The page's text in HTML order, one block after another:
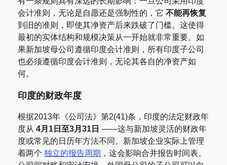
会计准则，无论是自愿还是强制性的，它 不能再恢复
到旧的准则，即使其净资产后来跌破了门槛。这使得
最初的实体结构和规模决策从一开始就非常重要。如
果新加坡母公司遵循印度会计准则，所有印度子公司
也必须遵循印度会计准则，无论其各自的净资产如
何。
印度的财政年度
根据2013年《公司法》第2(41)条，印度的法定财政年
度从 4月1日至3月31日 ——这与新加坡灵活的财政年
度或常见的日历年方法不同。新加坡企业实际上管理
着两个 独立的报告周期 ，这会影响合并报告时间表、